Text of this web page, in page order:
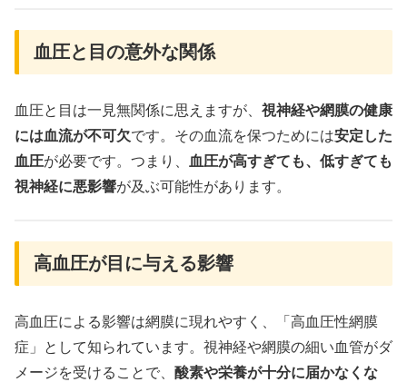
血圧と目の意外な関係
血圧と目は一見無関係に思えますが、 視神経や網膜の健康
には血流が不可欠です。その血流を保つためには安定した
血圧が必要です。つまり、
血圧が高すぎても、低すぎても
視神経に悪影響が及ぶ可能性があります。
高血圧が目に与える影響
高血圧による影響は網膜に現れやすく、「高血圧性網膜
症」として知られています。視神経や網膜の細い血管がダ
メージを受けることで、 酸素や栄養が十分に届かなくな